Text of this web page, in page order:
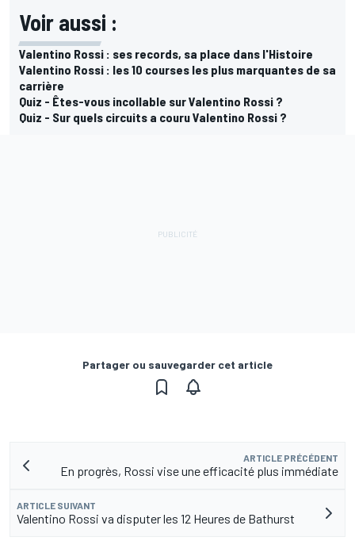
Voir aussi :
Valentino Rossi : ses records, sa place dans l'Histoire
Valentino Rossi : les 10 courses les plus marquantes de sa
carrière
Quiz - Êtes-vous incollable sur Valentino Rossi ?
Quiz - Sur quels circuits a couru Valentino Rossi ?
Partager ou sauvegarder cet article
ARTICLE PRÉCÉDENT
En progrès, Rossi vise une efficacité plus immédiate
ARTICLE SUIVANT
Valentino Rossi va disputer les 12 Heures de Bathurst